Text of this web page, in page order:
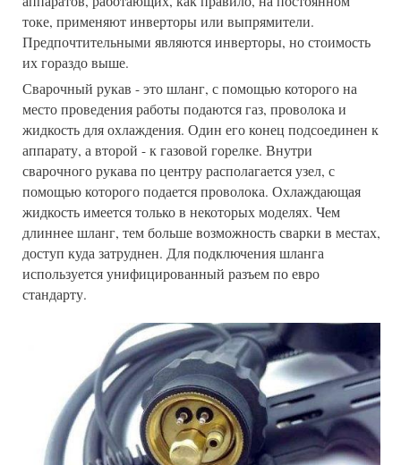
токе, применяют инверторы или выпрямители.
Предпочтительными являются инверторы, но стоимость
их гораздо выше.
Сварочный рукав - это шланг, с помощью которого на
место проведения работы подаются газ, проволока и
жидкость для охлаждения. Один его конец подсоединен к
аппарату, а второй - к газовой горелке. Внутри
сварочного рукава по центру располагается узел, с
помощью которого подается проволока. Охлаждающая
жидкость имеется только в некоторых моделях. Чем
длиннее шланг, тем больше возможность сварки в местах,
доступ куда затруднен. Для подключения шланга
используется унифицированный разъем по евро
стандарту.